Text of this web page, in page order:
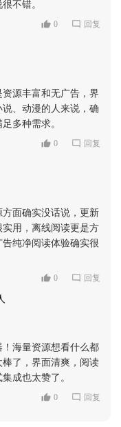
不错。
0 回复
源丰富和无广告，界
、动漫的人来说，确
多种需求。
0 回复
面确实没话说，更新
用，离线阅读更是方
纯净阅读体验确实很
0 回复
海量资源想看什么都
了，界面清爽，阅读
成也太赞了。
0 回复